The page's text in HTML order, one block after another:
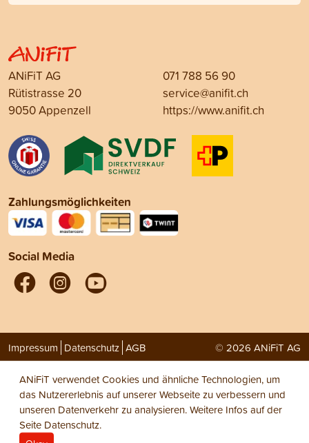
ANiFiT AG
Rütistrasse 20
9050 Appenzell
071 788 56 90
service@anifit.ch
https://www.anifit.ch
Zahlungsmöglichkeiten
Social Media
Impressum Datenschutz AGB © 2026 ANiFiT AG
ANiFiT verwendet Cookies und ähnliche Technologien, um
das Nutzererlebnis auf unserer Webseite zu verbessern und
unseren Datenverkehr zu analysieren. Weitere Infos auf der
Seite Datenschutz.